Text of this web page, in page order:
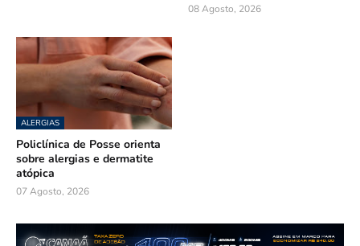
08 Agosto, 2026
ALERGIAS
Policlínica de Posse orienta
sobre alergias e dermatite
atópica
07 Agosto, 2026